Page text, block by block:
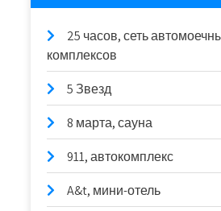
25 часов, сеть
комплексов
5 Звезд
8 марта, сауна
911, автокомплекс
A&t, мини-отель